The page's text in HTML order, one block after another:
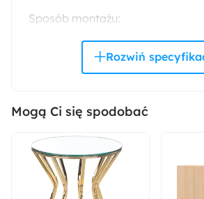
Sposób montażu:
Materiał frontów:
Płyta laminowana
Wykończenie frontów:
Mogą Ci się spodobać